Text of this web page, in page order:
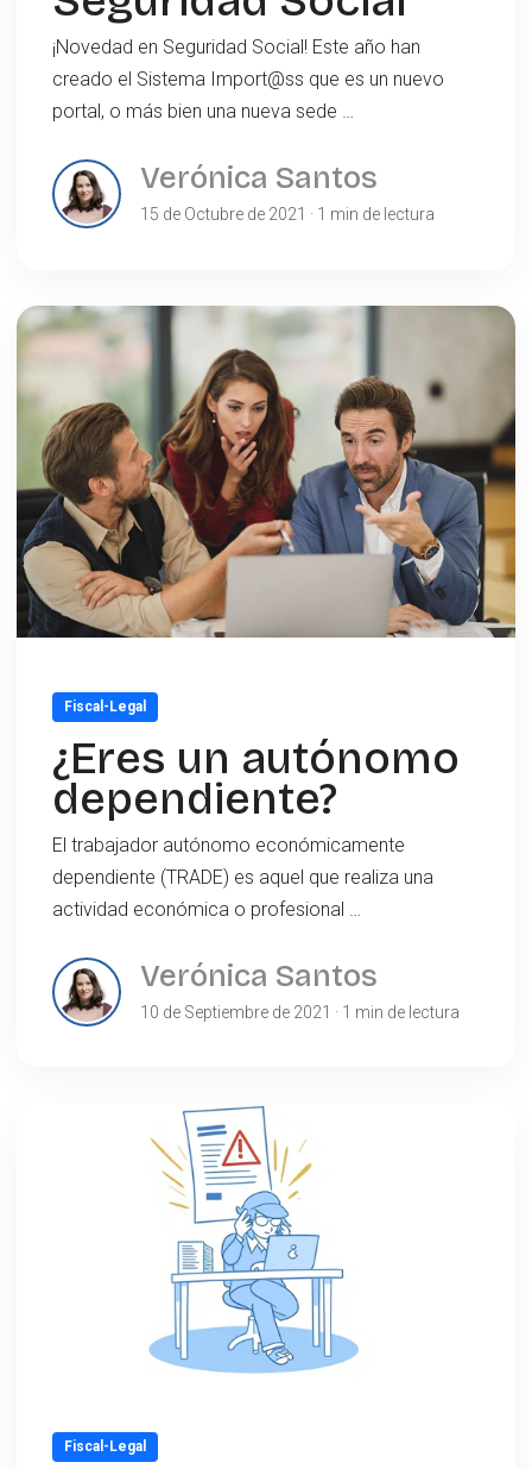
¡Novedad en Seguridad Social! Este año han
creado el Sistema Import@ss que es un nuevo
portal, o más bien una nueva sede …
Verónica Santos
15 de Octubre de 2021 · 1 min de lectura
Fiscal-Legal
¿Eres un autónomo
dependiente?
El trabajador autónomo económicamente
dependiente (TRADE) es aquel que realiza una
actividad económica o profesional …
Verónica Santos
10 de Septiembre de 2021 · 1 min de lectura
Fiscal-Legal